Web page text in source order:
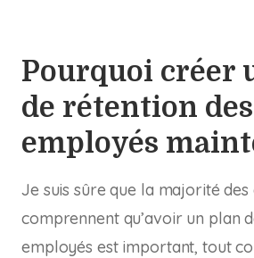
Pourquoi créer
de rétention des
employés
Je suis sûre que la majorité
comprennent qu’avoir un plan
employés est important, tout